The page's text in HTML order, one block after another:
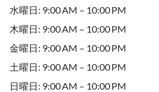
水曜日: 9:00 AM – 10:00 PM
木曜日: 9:00 AM – 10:00 PM
金曜日: 9:00 AM – 10:00 PM
土曜日: 9:00 AM – 10:00 PM
日曜日: 9:00 AM – 10:00 PM